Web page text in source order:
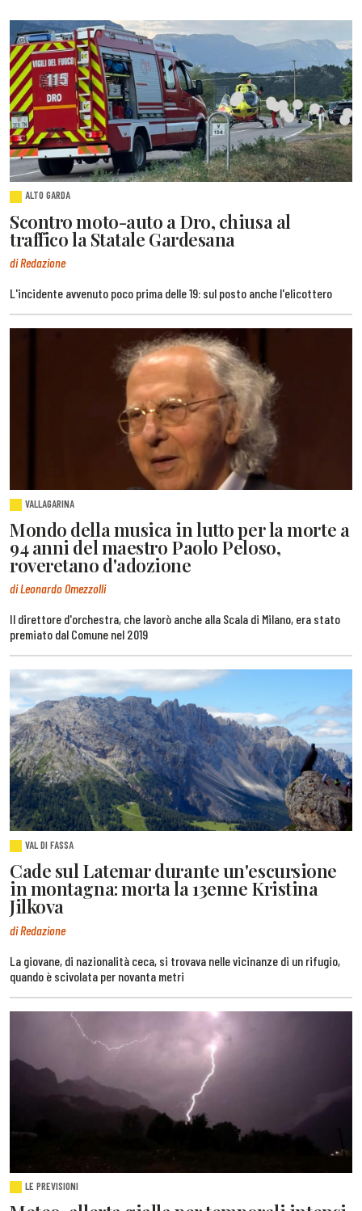
ALTO GARDA
Scontro moto-auto a Dro, chiusa al
traffico la Statale Gardesana
di Redazione
L'incidente avvenuto poco prima delle 19: sul posto anche l'elicottero
VALLAGARINA
Mondo della musica in lutto per la morte a
94 anni del maestro Paolo Peloso,
roveretano d'adozione
di Leonardo Omezzolli
Il direttore d'orchestra, che lavorò anche alla Scala di Milano, era stato
premiato dal Comune nel 2019
VAL DI FASSA
Cade sul Latemar durante un'escursione
in montagna: morta la 13enne Kristina
Jilkova
di Redazione
La giovane, di nazionalità ceca, si trovava nelle vicinanze di un rifugio,
quando è scivolata per novanta metri
LE PREVISIONI